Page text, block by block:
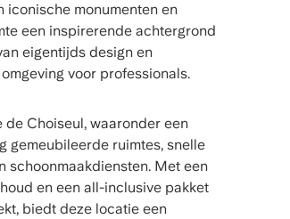
iconische monumenten en
een inspirerende achtergrond
eigentijds design en
voor professionals.
Choiseul, waaronder een
gemeubileerde ruimtes, snelle
schoonmaakdiensten. Met een
en een all-inclusive pakket
biedt deze locatie een